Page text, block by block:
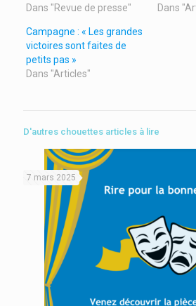
Dans "Revue de presse"
Dans
Campagne : « Les grandes
victoires sont faites de
petits pas »
Dans "Articles"
D'autres chouettes articles à lire
7 mars 2025